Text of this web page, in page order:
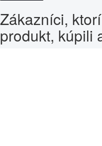
Zákazníci,
produkt, kúpili